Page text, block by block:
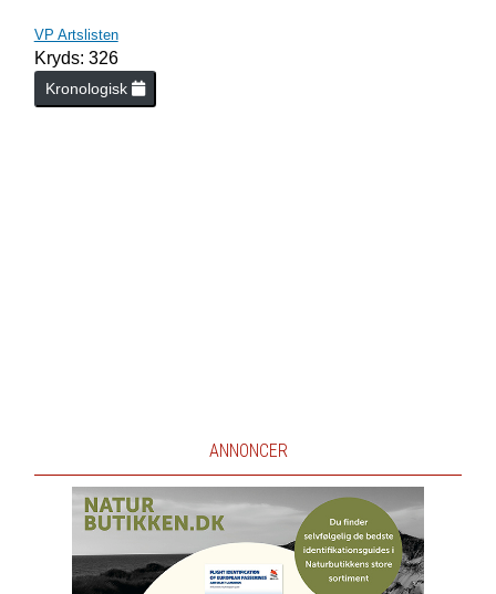
VP Artslisten
Kryds: 326
Kronologisk
ANNONCER